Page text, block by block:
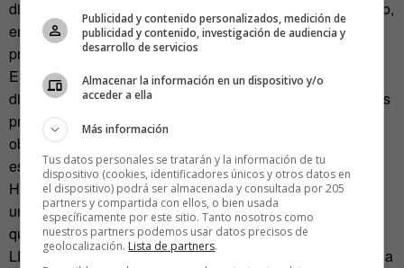
disponibles, de qué tratan, las críticas, sus precios e incluso,
en algunos casos, descargar sin costo en ese momento el
primer capítulo del libro.
El proyecto inició con un millón de manteletas mensuales
distribuidas en restaurantes, cafeterías, comedores, oficinas
privadas y gubernamentales de la Ciudad de México,
obteniendo gran aceptación en más de 300
establecimientos.
Ha sido tal el éxito que han obtenido, que ahora iniciarán
una nueva etapa, donde ese 70% de mexicanos que se
quedan en casa a comer podrá disfrutar de las Manteletas
LEE, pues comenzarán a distribuirlas de forma gratuita casa
Publicidad y contenido personalizados, medición de
publicidad y contenido, investigación de audiencia y
desarrollo de servicios
Almacenar la información en un dispositivo y/o
acceder a ella
Más información
Tus datos personales se tratarán y la información de tu
dispositivo (cookies, identificadores únicos y otros datos en
el dispositivo) podrá ser almacenada y consultada por 205
partners y compartida con ellos, o bien usada
específicamente por este sitio. Tanto nosotros como
nuestros partners podemos usar datos precisos de
geolocalización. Lista de partners.